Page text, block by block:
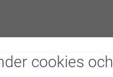
cookies och